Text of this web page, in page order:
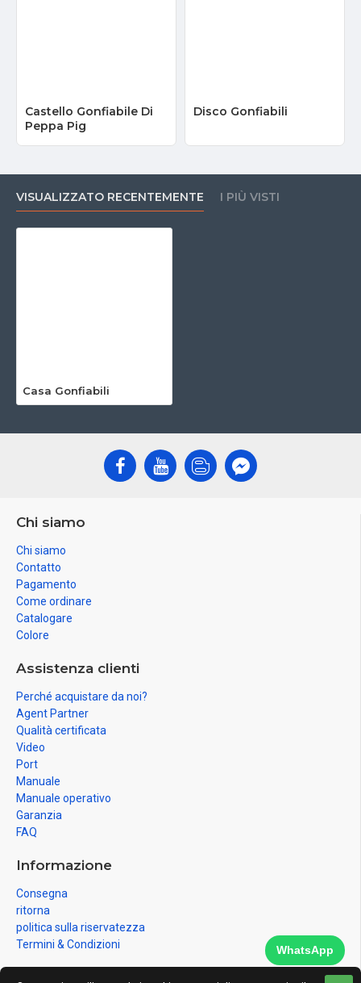
Castello Gonfiabile Di
Peppa Pig
Disco Gonfiabili
VISUALIZZATO RECENTEMENTE I PIÙ VISTI
Casa Gonfiabili
Chi siamo
Chi siamo
Contatto
Pagamento
Come ordinare
Catalogare
Colore
Assistenza clienti
Perché acquistare da noi?
Agent Partner
Qualità certificata
Video
Port
Manuale
Manuale operativo
Garanzia
FAQ
Informazione
Consegna
ritorna
politica sulla riservatezza
Termini & Condizioni
WhatsApp